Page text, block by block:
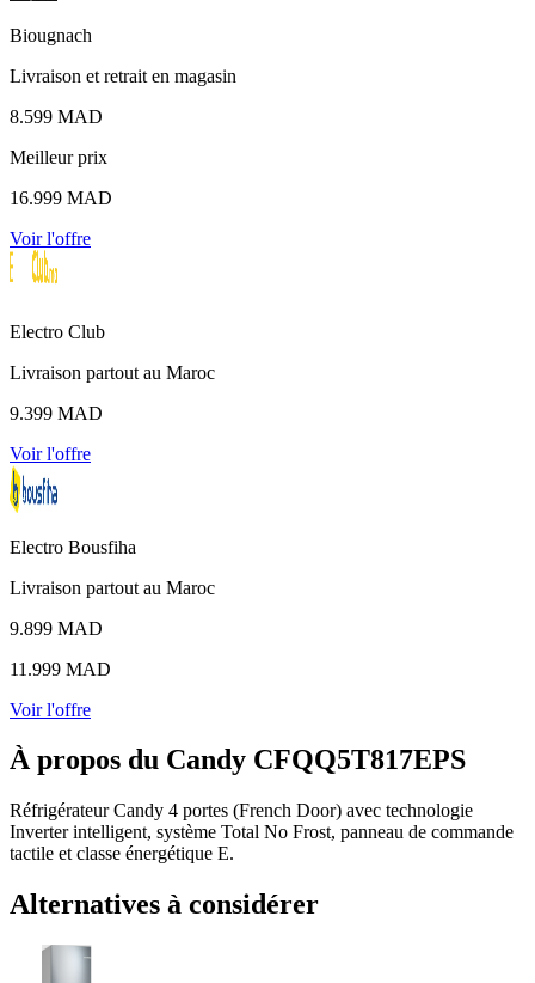
Biougnach
Livraison et retrait en magasin
8.599 MAD
Meilleur prix
16.999 MAD
Voir l'offre
Electro Club
Livraison partout au Maroc
9.399 MAD
Voir l'offre
Electro Bousfiha
Livraison partout au Maroc
9.899 MAD
11.999 MAD
Voir l'offre
À propos du Candy CFQQ5T817EPS
Réfrigérateur Candy 4 portes (French Door) avec technologie
Inverter intelligent, système Total No Frost, panneau de commande
tactile et classe énergétique E.
Alternatives à considérer